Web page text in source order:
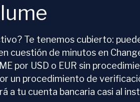
Te tenemos cubierto:
cuestión de minutos en
por USD o EUR sin
un procedimiento de
a tu cuenta bancaria casi al